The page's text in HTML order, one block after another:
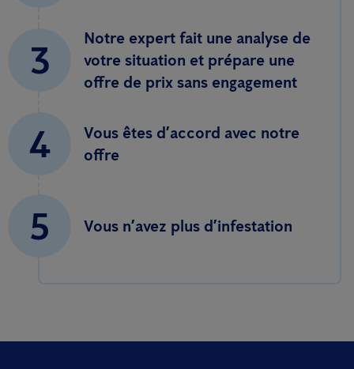
3
Notre expert fait une analyse de
votre situation et prépare une
offre de prix sans engagement
4
Vous êtes d’accord avec notre
offre
5 Vous n’avez plus d’infestation